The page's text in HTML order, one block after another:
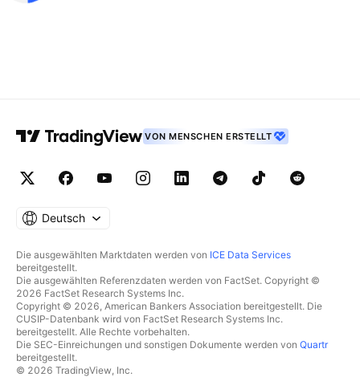
VON MENSCHEN ERSTELLT
Deutsch
Die ausgewählten Marktdaten werden von ICE Data Services
bereitgestellt.
Die ausgewählten Referenzdaten werden von FactSet. Copyright ©
2026 FactSet Research Systems Inc.
Copyright © 2026, American Bankers Association bereitgestellt. Die
CUSIP-Datenbank wird von FactSet Research Systems Inc.
bereitgestellt. Alle Rechte vorbehalten.
Die SEC-Einreichungen und sonstigen Dokumente werden von Quartr
bereitgestellt.
© 2026 TradingView, Inc.